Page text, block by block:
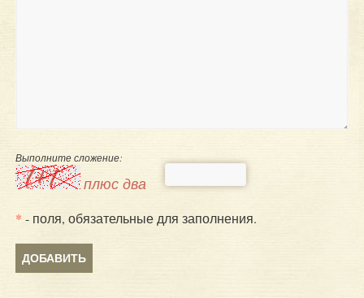
Выполните сложение:
плюс два
* - поля, обязательные для заполнения.